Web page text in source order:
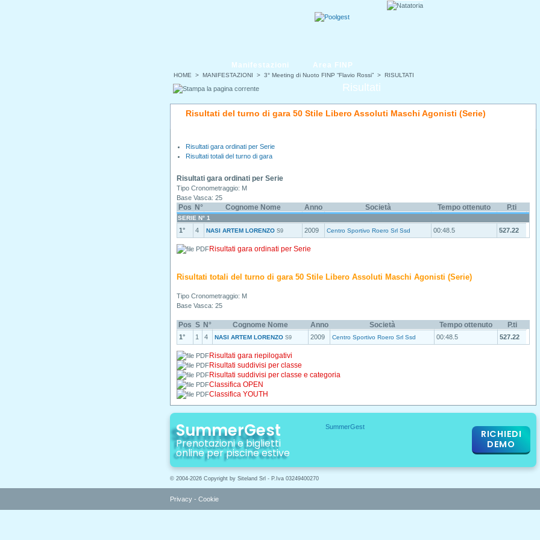
HOME > MANIFESTAZIONI > 3° Meeting di Nuoto FINP “Flavio Rossi” > RISULTATI
Manifestazioni Area FINP
Risultati
Risultati del turno di gara 50 Stile Libero Assoluti Maschi Agonisti (Serie)
Risultati gara ordinati per Serie
Risultati totali del turno di gara
Risultati gara ordinati per Serie
Tipo Cronometraggio: M
Base Vasca: 25
Pos N° Cognome Nome Anno Società Tempo ottenuto P.ti
SERIE N° 1
1° 4 NASI ARTEM LORENZO S9 2009 Centro Sportivo Roero Srl Ssd 00:48.5 527.22
Risultati gara ordinati per Serie
Risultati totali del turno di gara 50 Stile Libero Assoluti Maschi Agonisti (Serie)
Tipo Cronometraggio: M
Base Vasca: 25
Pos S N° Cognome Nome Anno Società Tempo ottenuto P.ti
1° 1 4 NASI ARTEM LORENZO S9 2009 Centro Sportivo Roero Srl Ssd 00:48.5 527.22
Risultati gara riepilogativi
Risultati suddivisi per classe
Risultati suddivisi per classe e categoria
Classifica OPEN
Classifica YOUTH
SummerGest
Prenotazioni e biglietti
online per piscine estive
RICHIEDI
DEMO
© 2004-2026 Copyright by Siteland Srl - P.Iva 03249400270
Privacy - Cookie